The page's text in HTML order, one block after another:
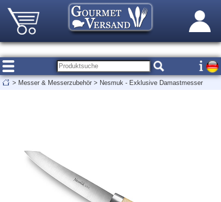
> Messer & Messerzubehör > Nesmuk - Exklusive Damastmesser